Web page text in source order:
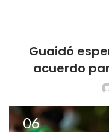
Guaidó
acuerdo
06